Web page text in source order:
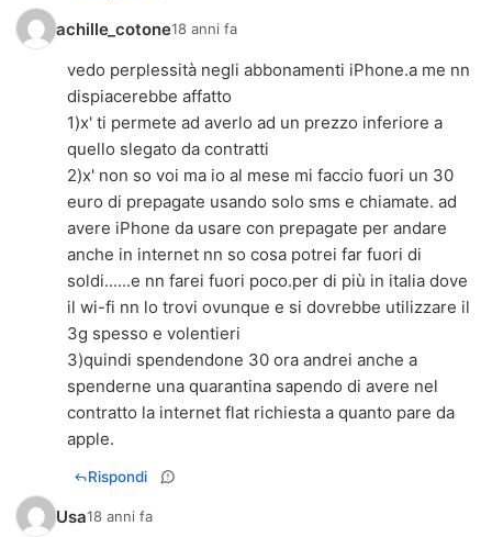
achille_cotone18 anni fa
vedo perplessità negli abbonamenti iPhone.a me nn
dispiacerebbe affatto
1)x' ti permete ad averlo ad un prezzo inferiore a
quello slegato da contratti
2)x' non so voi ma io al mese mi faccio fuori un 30
euro di prepagate usando solo sms e chiamate. ad
avere iPhone da usare con prepagate per andare
anche in internet nn so cosa potrei far fuori di
soldi......e nn farei fuori poco.per di più in italia dove
il wi-fi nn lo trovi ovunque e si dovrebbe utilizzare il
3g spesso e volentieri
3)quindi spendendone 30 ora andrei anche a
spenderne una quarantina sapendo di avere nel
contratto la internet flat richiesta a quanto pare da
apple.
Rispondi
Usa18 anni fa